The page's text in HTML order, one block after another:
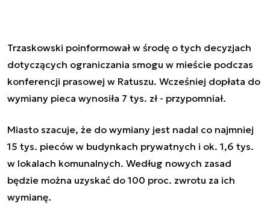
Trzaskowski poinformował w środę o tych decyzjach
dotyczących ograniczania smogu w mieście podczas
konferencji prasowej w Ratuszu. Wcześniej dopłata do
wymiany pieca wynosiła 7 tys. zł - przypomniał.
Miasto szacuje, że do wymiany jest nadal co najmniej
15 tys. pieców w budynkach prywatnych i ok. 1,6 tys.
w lokalach komunalnych. Według nowych zasad
będzie można uzyskać do 100 proc. zwrotu za ich
wymianę.